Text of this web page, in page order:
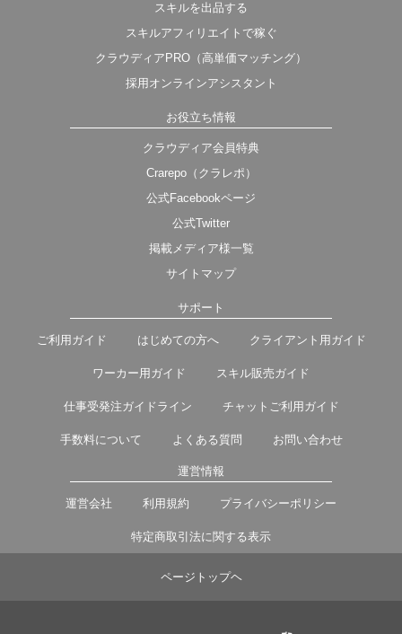
スキルを出品する
スキルアフィリエイトで稼ぐ
クラウディアPRO（高単価マッチング）
採用オンラインアシスタント
お役立ち情報
クラウディア会員特典
Crarepo（クラレポ）
公式Facebookページ
公式Twitter
掲載メディア様一覧
サイトマップ
サポート
ご利用ガイド はじめての方へ クライアント用ガイド
ワーカー用ガイド スキル販売ガイド
仕事受発注ガイドライン チャットご利用ガイド
手数料について よくある質問 お問い合わせ
運営情報
運営会社 利用規約 プライバシーポリシー
特定商取引法に関する表示
ページトップヘ